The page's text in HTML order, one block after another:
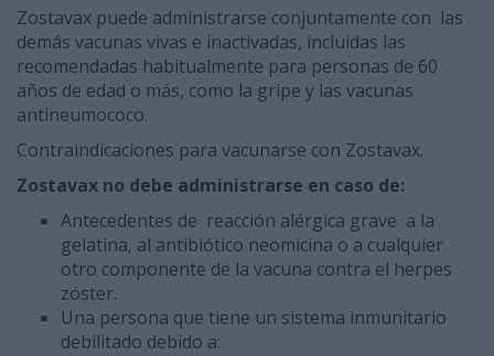
Zostavax puede administrarse conjuntamente con las
demás vacunas vivas e inactivadas, incluidas las
recomendadas habitualmente para personas de 60
años de edad o más, como la gripe y las vacunas
antineumococo.
Contraindicaciones para vacunarse con Zostavax.
Zostavax no debe administrarse en caso de:
Antecedentes de reacción alérgica grave a la
gelatina, al antibiótico neomicina o a cualquier
otro componente de la vacuna contra el herpes
zóster.
Una persona que tiene un sistema inmunitario
debilitado debido a: